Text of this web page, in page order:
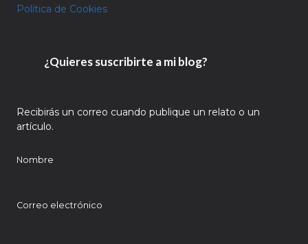
Política de Cookies
¿Quieres suscribirte a mi blog?
Recibirás un correo cuando publique un relato o un
artículo.
Nombre
Correo electrónico